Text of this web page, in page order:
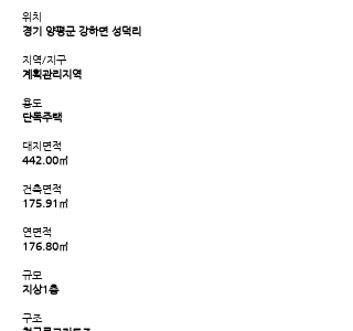
위치
경기 양평군 강하면 성덕리
지역/지구
계획관리지역
용도
단독주택
대지면적
442.00㎡
건축면적
175.91㎡
연면적
176.80㎡
규모
지상1층
구조